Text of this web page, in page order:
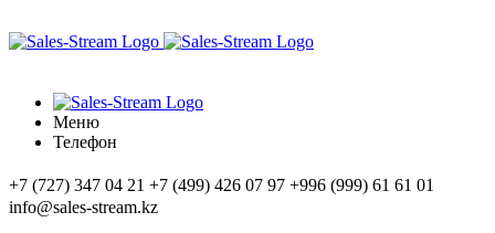
Меню
Телефон
+7 (727) 347 04 21 +7 (499) 426 07 97 +996 (999) 61 61 01
info@sales-stream.kz